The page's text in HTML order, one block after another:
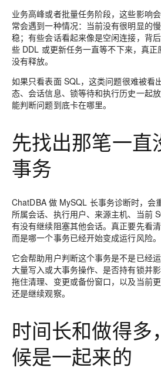
业务高峰或者批量任务阶段，这些影响
常会遇到一种情况：当前没有很明显的
稳；有些会话看起来像是空闲连接，背
些 DDL 或更新任务一直等不下来，真
没有释放。
如果只看表面 SQL，这类问题很难被看
态、会话信息、锁等待和执行历史一起
能判断问题到底卡在哪里。
先找出那笔一直
事务
ChatDBA 做 MySQL 长事务诊断时，会
所属会话、执行用户、来源主机、当前
有没有继续阻塞其他会话。真正要先看清
而是哪一个事务已经开始变成运行风险。
它会帮助用户判断这个事务是不是已经
大量写入或大事务操作、是否持有锁并
拖住清理、变更或备份窗口，以及当前
还是继续观察。
时间长和做得多
候是一起来的